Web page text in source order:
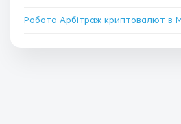
Робота Арбітраж криптовалют в